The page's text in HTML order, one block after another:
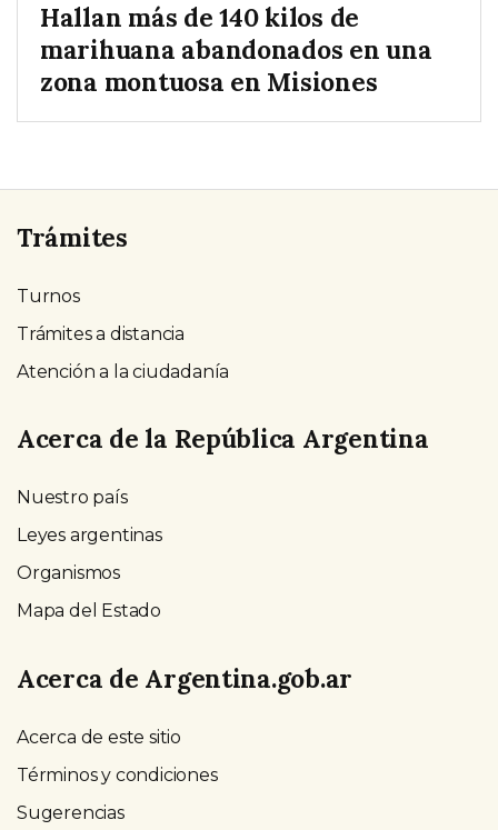
Hallan más de 140 kilos de
marihuana abandonados en una
zona montuosa en Misiones
Trámites
Turnos
Trámites a distancia
Atención a la ciudadanía
Acerca de la República Argentina
Nuestro país
Leyes argentinas
Organismos
Mapa del Estado
Acerca de Argentina.gob.ar
Acerca de este sitio
Términos y condiciones
Sugerencias